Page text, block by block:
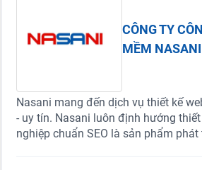
CÔNG TY
MỀM
Nasani mang đến dịch vụ thiết kế
- uy tín. Nasani luôn định hướng
nghiệp chuẩn SEO là sản phẩm phát